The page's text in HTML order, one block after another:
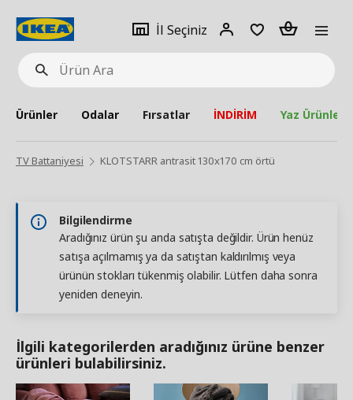
Ürün
Ara
İl Seçiniz
Giriş
Adet
Ürünler Odalar Fırsatlar İNDİRİM Yaz Ürünleri
TV Battaniyesi KLOTSTARR antrasit 130x170 cm örtü
Bilgilendirme
Aradığınız ürün şu anda satışta değildir. Ürün henüz
satışa açılmamış ya da satıştan kaldırılmış veya
ürünün stokları tükenmiş olabilir. Lütfen daha sonra
yeniden deneyin.
İlgili kategorilerden aradığınız ürüne benzer
ürünleri bulabilirsiniz.